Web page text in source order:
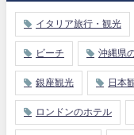
イタリア旅行・観光
ビーチ 沖縄県
銀座観光 日本
ロンドンのホテル